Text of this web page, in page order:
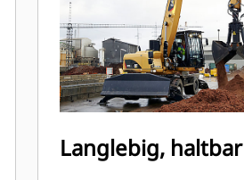
Langlebig, haltbar